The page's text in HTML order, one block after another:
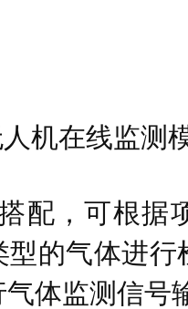
机在线监测
配，可根据
型的气体进
体监测信号